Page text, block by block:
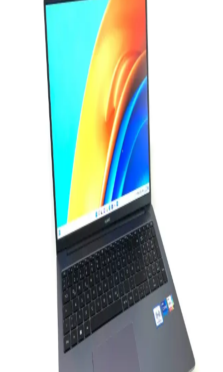
Ugreen CAT6 yassı Ethernet kablosu, yüksek hız, dayanıklılık ve
pratik kullanım özellikleriyle dar alanlarda ideal çözüm sunar. Uzun
ömürlü ve estetik tasarımıyla güvenilir bağlantı sağlar.
Bilgisayar Bileşenleri ve Performansını Belirleyen
Temel Unsurlar Hakkında Kapsamlı Bilgi
Bilgisayarın temel bileşenleri, performansı belirler. İşlemci, RAM,
anakart ve depolama gibi parçaların uyumu, güçlü ve verimli
sistemler oluşturmanın anahtarıdır.
Mercusys MS108 8 Portlu Yönetilemeyen Ethernet
Anahtarı Analizi ve Değerlendirmesi
Mercusys MS108, 8 portlu, yönetilemeyen Ethernet anahtarıdır.
Basit kullanımı ve uygun fiyatıyla küçük ofis ve ev ağları için ideal,
ancak hız ve işlevsellik açısından bazı sınırlamalar içerir.
Fare Bilgisayarı: Elektronik Dünyasında Gelişen ve
Gelişmiş Kullanım Alanlarıyla Önemli Bir Giriş
Fare bilgisayarı, elektronik dünyasında temel giriş cihazıdır.
Teknolojideki gelişmelerle ergonomik ve hassas modeller,
kullanıcıların ihtiyaçlarına uygun seçenekler sunar.
Addison ANC-40D ve Rampage AD-RC8 Showy
Dizüstü Bilgisayar Soğutucu Karşılaştırması
Addison ANC-40D ve Rampage AD-RC8 Showy soğutucularını
detaylı karşılaştırıyoruz. Performans, tasarım, gürültü ve kullanıcı
yorumlarıyla her iki ürünün avantajlarını ve dezavantajlarını
Apple 13 Serisi: Yüksek Performans ve Şık Tasarım
ile Teknolojide Yeni Dönem